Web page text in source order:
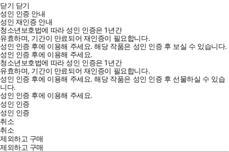
닫기 닫기
성인 인증 안내
성인 재인증 안내
청소년보호법에 따라 성인 인증은 1년간
유효하며, 기간이 만료되어 재인증이 필요합니다.
성인 인증 후에 이용해 주세요.해당 작품은 성인 인증 후 보실 수 있습니다.
성인 인증 후에 이용해 주세요.
청소년보호법에 따라 성인 인증은 1년간
유효하며, 기간이 만료되어 재인증이 필요합니다.
성인 인증 후에 이용해 주세요.해당 작품은 성인 인증 후 선물하실 수 있습
니다.
성인 인증 후에 이용해 주세요.
성인 인증
성인 인증
취소
취소
제외하고 구매
제외하고 구매